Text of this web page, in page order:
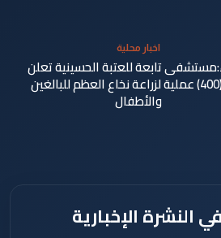
اخبار محلية
تابعة للعتبة الحسينية تعلن
نجاح (400) عملية لزراعة نخاع العظم للبالغين
والأطفال
النشرة الإخبارية